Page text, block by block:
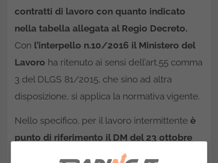
contratti di lavoro con quanto indicato
nella tabella allegata al Regio Decreto.
Con l’interpello n.10/2016 il Ministero del
Lavoro ha ritenuto ai sensi dell’art.55 comma
3 del DLGS 81/2015, che sino ad altra
disposizione, si applica la normativa vigente.
Nello specifico, per il lavoro intermittente è
punto di riferimento il DM del 23 ottobre
2024, di conseguenza ci si può rifare